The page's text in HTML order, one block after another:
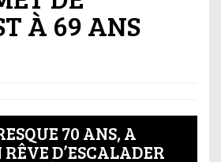
À 69 ANS
70 ANS, A
D’ESCALADER